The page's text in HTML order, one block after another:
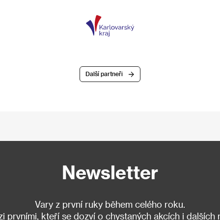
Další partneři
Newsletter
Vary z první ruky během celého roku.
prvními, kteří se dozví o chystaných akcích i dalších